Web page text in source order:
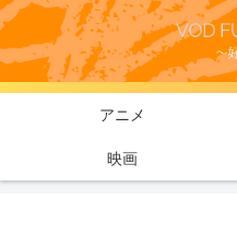
アニメ
映画